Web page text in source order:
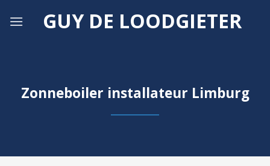
GUY DE LOODGIETER
Zonneboiler installateur Limburg